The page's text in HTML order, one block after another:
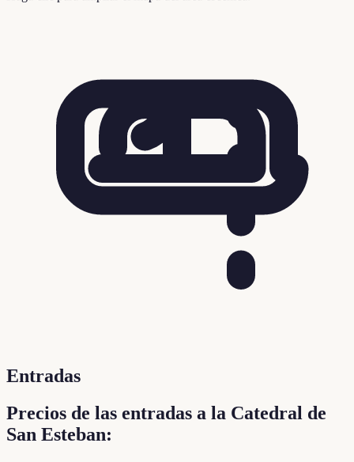
Entradas
Precios de las entradas a la Catedral de
San Esteban: